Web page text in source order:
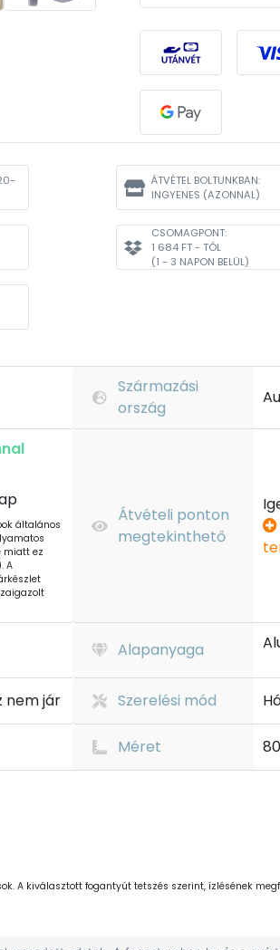
ÁTVÉTEL BOLTUNKBAN:
INGYENES (AZONNAL)
CSOMAGPONT:
1 684 FT - TÓL
(1 - 3 NAPON BELÜL)
Származási
ország
általános
miatt ez
A
Átvételi ponton
megtekinthető
Alapanyaga
nem jár Szerelési mód
Méret
A kiválasztott fogantyút tetszés szerint, ízlésének